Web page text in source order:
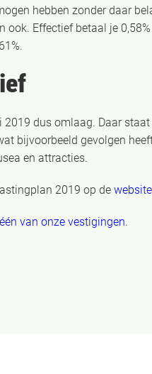
hebben zonder daar
Effectief betaal je
dus omlaag. Daar
bijvoorbeeld gevolgen
en attracties.
2019 op de
één van onze vestigingen.